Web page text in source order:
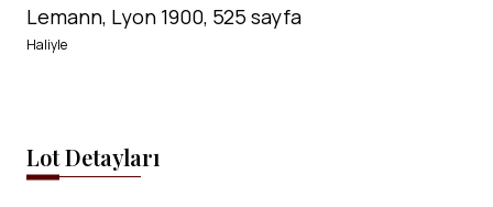
Lemann, Lyon 1900, 525 sayfa
Haliyle
Lot Detayları